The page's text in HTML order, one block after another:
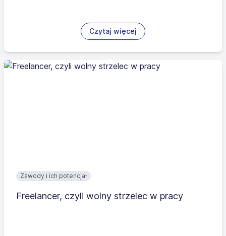
Czytaj więcej
Zawody i ich potencjał
Freelancer, czyli wolny strzelec w pracy